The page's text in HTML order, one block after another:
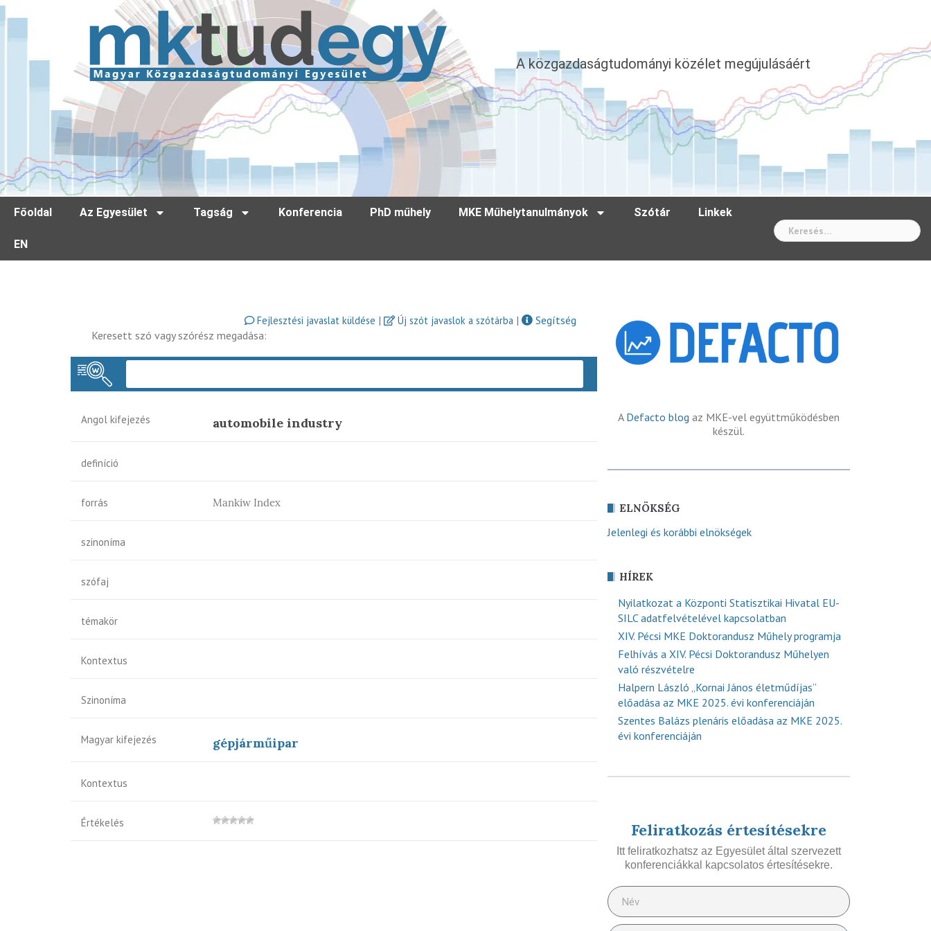
A közgazdaságtudományi közélet megújulásáért
Főoldal Az Egyesület Tagság Konferencia PhD műhely MKE Műhelytanulmányok Szótár Linkek
EN
Fejlesztési javaslat küldése | Új szót javaslok a szótárba |
Segítség
Keresett szó vagy szórész megadása:
Angol kifejezés automobile industry
definíció
forrás Mankiw Index
szinoníma
szófaj
témakör
Kontextus
Szinoníma
Magyar kifejezés gépjárműipar
Kontextus
Értékelés
A Defacto blog az MKE-vel együttműködésben
készül.
ELNÖKSÉG
Jelenlegi és korábbi elnökségek
HÍREK
Nyilatkozat a Központi Statisztikai Hivatal EU-
SILC adatfelvételével kapcsolatban
XIV. Pécsi MKE Doktorandusz Műhely programja
Felhívás a XIV. Pécsi Doktorandusz Műhelyen
való részvételre
Halpern László „Kornai János életműdíjas”
előadása az MKE 2025. évi konferenciáján
Szentes Balázs plenáris előadása az MKE 2025.
évi konferenciáján
Feliratkozás értesítésekre
Itt feliratkozhatsz az Egyesület által szervezett
konferenciákkal kapcsolatos értesítésekre.